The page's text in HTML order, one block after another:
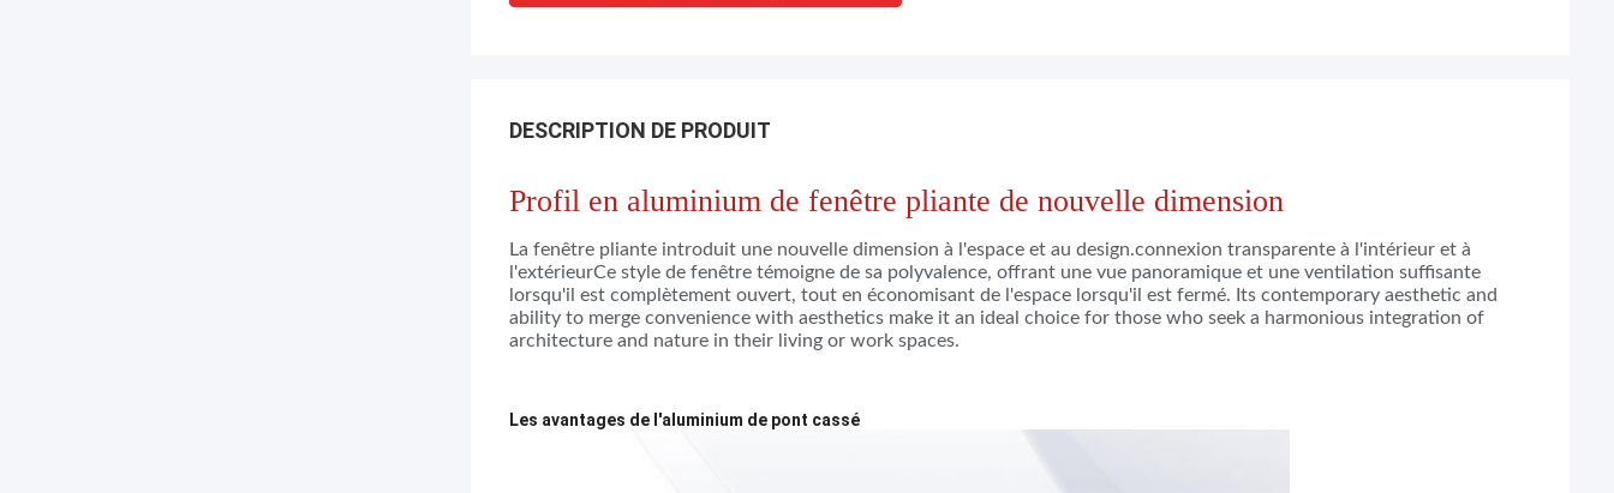
DESCRIPTION DE PRODUIT
Profil en aluminium de fenêtre pliante de nouvelle dimension
La fenêtre pliante introduit une nouvelle dimension à l'espace et au design.connexion transparente à l'intérieur et à
l'extérieurCe style de fenêtre témoigne de sa polyvalence, offrant une vue panoramique et une ventilation suffisante
lorsqu'il est complètement ouvert, tout en économisant de l'espace lorsqu'il est fermé. Its contemporary aesthetic and
ability to merge convenience with aesthetics make it an ideal choice for those who seek a harmonious integration of
architecture and nature in their living or work spaces.
Les avantages de l'aluminium de pont cassé